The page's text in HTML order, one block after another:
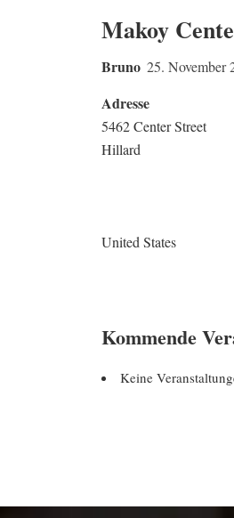
Makoy
Bruno 25. November
Adresse
5462 Center Street
Hillard
United States
Kommende
Keine